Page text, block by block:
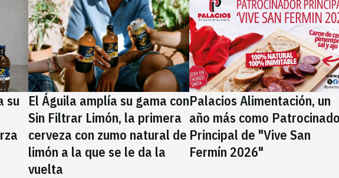
su
El Águila amplía su gama con
Sin Filtrar Limón, la primera
cerveza con zumo natural de
limón a la que se le da la
vuelta
Palacios Alimentación, un
año más como
Principal de "Vive San
Fermín 2026"